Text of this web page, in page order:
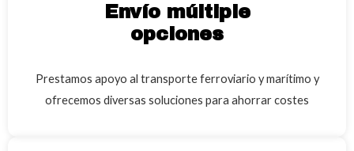
Envío múltiple
opciones
Prestamos apoyo al transporte ferroviario y marítimo y
ofrecemos diversas soluciones para ahorrar costes